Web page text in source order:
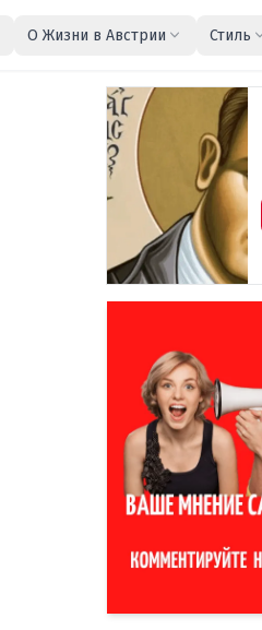
О Жизни в Австрии Стиль